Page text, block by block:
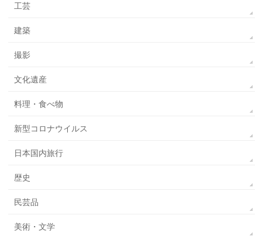
工芸
建築
撮影
文化遺産
料理・食べ物
新型コロナウイルス
日本国内旅行
歴史
民芸品
美術・文学